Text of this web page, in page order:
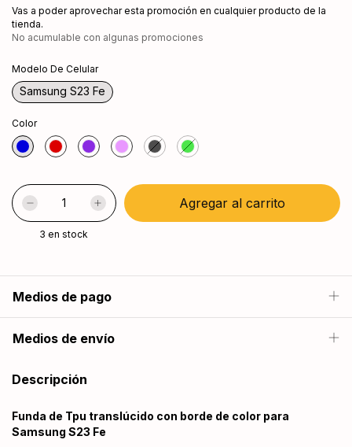
Vas a poder aprovechar esta promoción en cualquier producto de la
tienda.
No acumulable con algunas promociones
Modelo De Celular
Samsung S23 Fe
Color
3 en stock
Medios de pago
Medios de envío
Descripción
Funda de Tpu translúcido con borde de color para
Samsung S23 Fe